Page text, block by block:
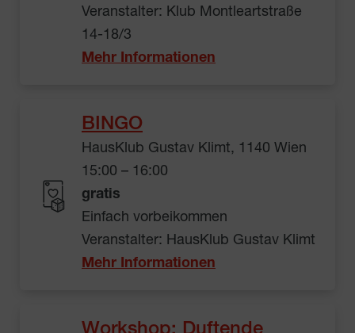
Veranstalter: Klub Montleartstraße
14-18/3
Mehr Informationen
BINGO
HausKlub Gustav Klimt, 1140 Wien
15:00 – 16:00
gratis
Einfach vorbeikommen
Veranstalter: HausKlub Gustav Klimt
Mehr Informationen